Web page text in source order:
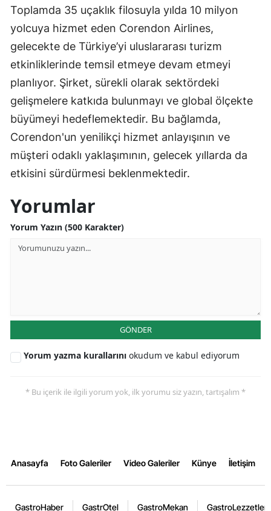
Toplamda 35 uçaklık filosuyla yılda 10 milyon
yolcuya hizmet eden Corendon Airlines,
gelecekte de Türkiye’yi uluslararası turizm
etkinliklerinde temsil etmeye devam etmeyi
planlıyor. Şirket, sürekli olarak sektördeki
gelişmelere katkıda bulunmayı ve global ölçekte
büyümeyi hedeflemektedir. Bu bağlamda,
Corendon'un yenilikçi hizmet anlayışının ve
müşteri odaklı yaklaşımının, gelecek yıllarda da
etkisini sürdürmesi beklenmektedir.
Yorumlar
Yorum Yazın (500 Karakter)
GÖNDER
Yorum yazma kurallarını okudum ve kabul ediyorum
* Bu içerik ile ilgili yorum yok, ilk yorumu siz yazın, tartışalım *
Anasayfa Foto Galeriler Video Galeriler Künye İletişim
GastroHaber GastrOtel GastroMekan GastroLezzetler